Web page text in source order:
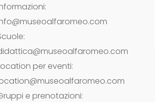
per eventi:
e prenotazioni: